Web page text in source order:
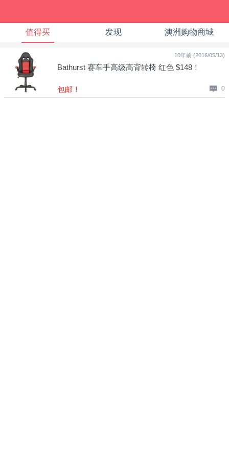
值得买 发现 澳洲购物商城
10年前 (2016/05/13)
Bathurst 赛车手高级高背转椅 红色 $148！
包邮！ 0